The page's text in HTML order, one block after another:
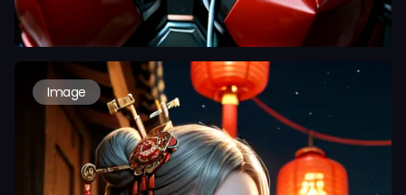
Image